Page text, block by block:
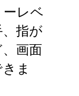
レベ
指が
画面
ま